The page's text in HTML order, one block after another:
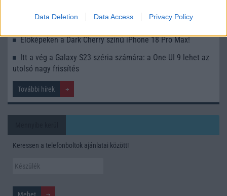
Data Deletion Data Access Privacy Policy
A Galaxy S25 is megkaphatja a Galaxy S26 egyik legjobb
kamerás funkcióját
Élőképeken a Dark Cherry színű iPhone 18 Pro Max!
Itt a vég a Galaxy S23 széria számára: a One UI 9 lehet az
utolsó nagy frissítés
További hírek
Keressen a telefonboltok ajánlatai között!